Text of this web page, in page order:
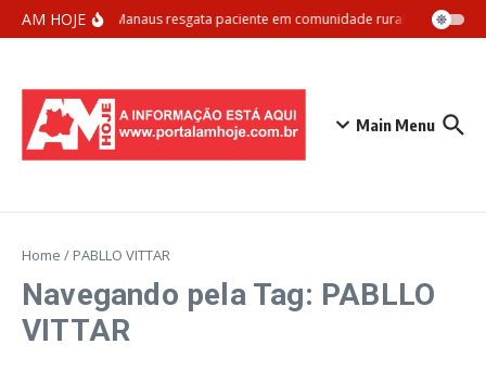
Ir para o conteúdo
AM HOJESamu Manaus resgata paciente em comunidade rural com apoio
Main Menu
Home / PABLLO VITTAR
Navegando pela Tag: PABLLO
VITTAR